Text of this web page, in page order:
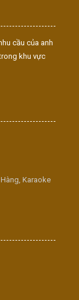
cầu của anh
khu vực
Karaoke